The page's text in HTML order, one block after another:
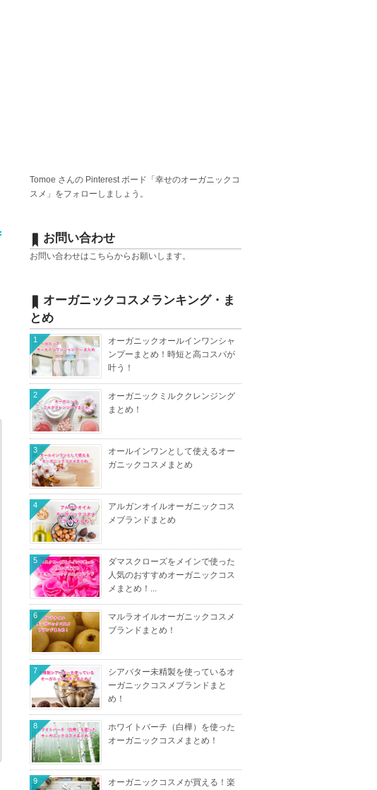
Tomoe さんの Pinterest ボード「幸せのオーガニックコ
スメ」をフォローしましょう。
お問い合わせ
お問い合わせはこちらからお願いします。
オーガニックコスメランキング・ま
とめ
オーガニックオールインワンシャ
ンプーまとめ！時短と高コスパが
叶う！
1
オーガニックミルククレンジング
まとめ！
2
オールインワンとして使えるオー
ガニックコスメまとめ
3
アルガンオイルオーガニックコス
メブランドまとめ
4
ダマスクローズをメインで使った
人気のおすすめオーガニックコス
メまとめ！...
5
マルラオイルオーガニックコスメ
ブランドまとめ！
6
シアバター未精製を使っているオ
ーガニックコスメブランドまと
め！
7
ホワイトバーチ（白樺）を使った
オーガニックコスメまとめ！
8
オーガニックコスメが買える！楽
9